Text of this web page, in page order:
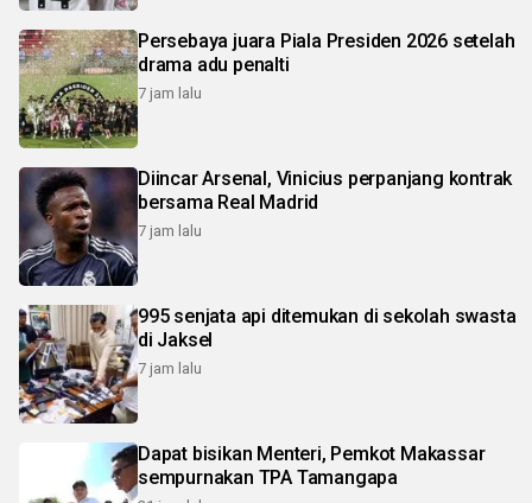
Persebaya juara Piala Presiden 2026 setelah
drama adu penalti
7 jam lalu
Diincar Arsenal, Vinicius perpanjang kontrak
bersama Real Madrid
7 jam lalu
995 senjata api ditemukan di sekolah swasta
di Jaksel
7 jam lalu
Dapat bisikan Menteri, Pemkot Makassar
sempurnakan TPA Tamangapa